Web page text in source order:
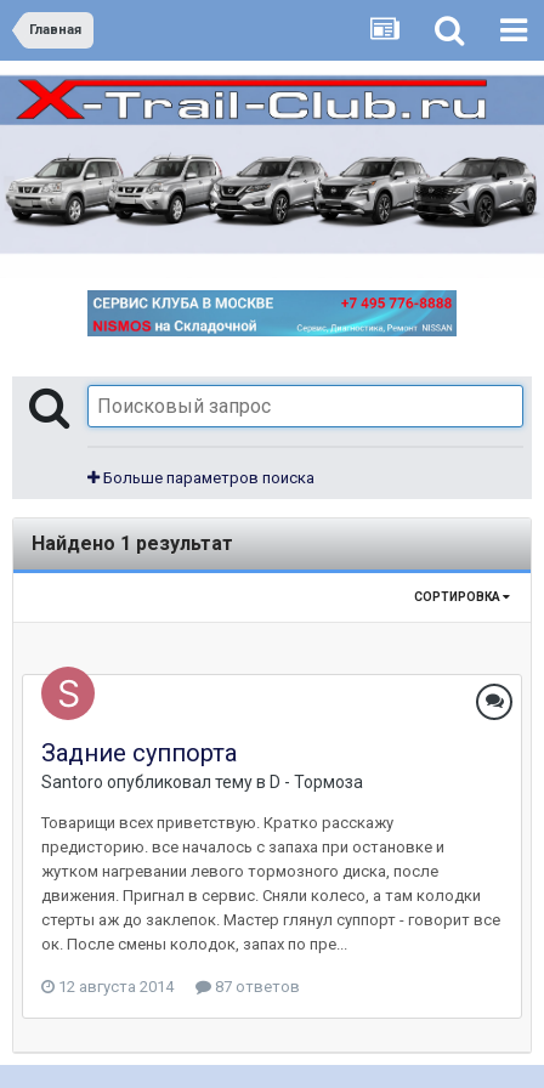
Главная
Больше параметров поиска
Найдено 1 результат
СОРТИРОВКА
Задние суппорта
Santoro опубликовал тему в D - Тормоза
Товарищи всех приветствую. Кратко расскажу
предисторию. все началось с запаха при остановке и
жутком нагревании левого тормозного диска, после
движения. Пригнал в сервис. Сняли колесо, а там колодки
стерты аж до заклепок. Мастер глянул суппорт - говорит все
ок. После смены колодок, запах по пре...
12 августа 2014 87 ответов